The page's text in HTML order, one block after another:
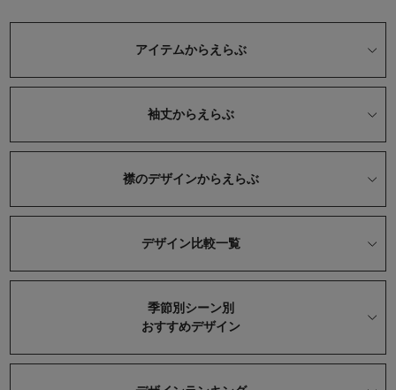
アイテムからえらぶ
袖丈からえらぶ
襟のデザインからえらぶ
デザイン比較一覧
季節別シーン別
おすすめデザイン